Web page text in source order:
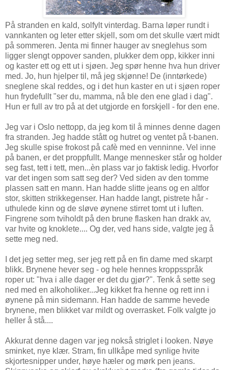
På stranden en kald, solfylt vinterdag. Barna løper rundt i
vannkanten og leter etter skjell, som om det skulle vært midt
på sommeren. Jenta mi finner hauger av sneglehus som
ligger slengt oppover sanden, plukker dem opp, kikker inni
og kaster ett og ett ut i sjøen. Jeg spør henne hva hun driver
med. Jo, hun hjelper til, må jeg skjønne! De (inntørkede)
sneglene skal reddes, og i det hun kaster en ut i sjøen roper
hun frydefullt "ser du, mamma, nå ble den ene glad i dag".
Hun er full av tro på at det utgjorde en forskjell - for den ene.
Jeg var i Oslo nettopp, da jeg kom til å minnes denne dagen
fra stranden. Jeg hadde stått og hutret og ventet på t-banen.
Jeg skulle spise frokost på cafè med en venninne. Vel inne
på banen, er det proppfullt. Mange mennesker står og holder
seg fast, tett i tett, men...èn plass var jo faktisk ledig. Hvorfor
var det ingen som satt seg der? Ved siden av den tomme
plassen satt en mann. Han hadde slitte jeans og en altfor
stor, skitten strikkegenser. Han hadde langt, pistrete hår -
uthulede kinn og de sløve øynene stirret tomt ut i luften.
Fingrene som tviholdt på den brune flasken han drakk av,
var hvite og knoklete.... Og der, ved hans side, valgte jeg å
sette meg ned.
I det jeg setter meg, ser jeg rett på en fin dame med skarpt
blikk. Brynene hever seg - og hele hennes kroppsspråk
roper ut: "hva i alle dager er det du gjør?". Tenk å sette seg
ned med en alkoholiker...Jeg kikket fra henne og rett inn i
øynene på min sidemann. Han hadde de samme hevede
brynene, men blikket var mildt og overrasket. Folk valgte jo
heller å stå....
Akkurat denne dagen var jeg nokså striglet i looken. Nøye
sminket, nye klær. Stram, fin ullkåpe med synlige hvite
skjortesnipper under, høye hæler og mørk pen jeans.